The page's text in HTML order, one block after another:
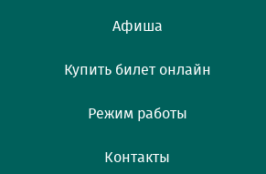
Афиша
Купить билет онлайн
Режим работы
Контакты